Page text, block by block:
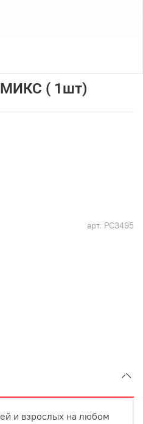
арт. РС3495
( 1шт)
и взрослых на любом